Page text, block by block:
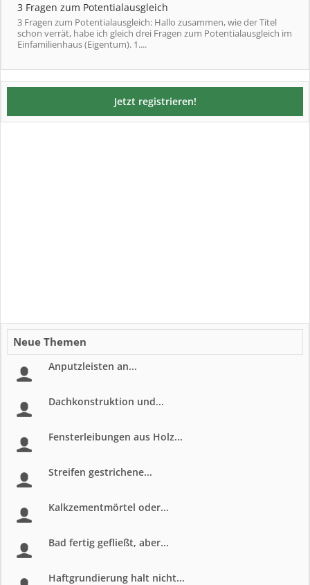
3 Fragen zum Potentialausgleich
3 Fragen zum Potentialausgleich: Hallo zusammen, wie der Titel
schon verrät, habe ich gleich drei Fragen zum Potentialausgleich im
Einfamilienhaus (Eigentum). 1....
Jetzt registrieren!
Neue Themen
Anputzleisten an...
Dachkonstruktion und...
Fensterleibungen aus Holz...
Streifen gestrichene...
Kalkzementmörtel oder...
Bad fertig gefließt, aber...
Haftgrundierung halt nicht...